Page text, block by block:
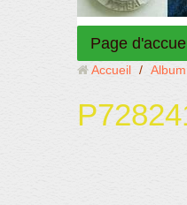
Page
Accueil / Album